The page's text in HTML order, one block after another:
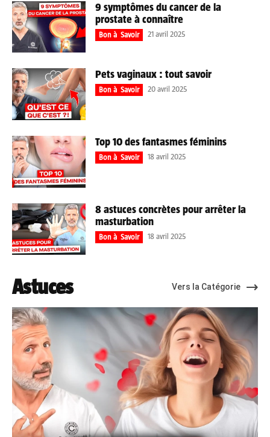
9 symptômes du cancer de la
prostate à connaître
Bon à Savoir 21 avril 2025
Pets vaginaux : tout savoir
Bon à Savoir 20 avril 2025
Top 10 des fantasmes féminins
Bon à Savoir 18 avril 2025
8 astuces concrètes pour arrêter la
masturbation
Bon à Savoir 18 avril 2025
Astuces Vers la Catégorie